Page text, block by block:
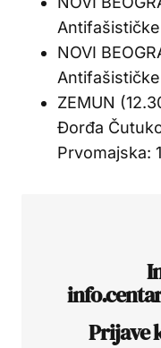
NOVI
ZEMUN
Đorđa
Prvomajska:
Prijave